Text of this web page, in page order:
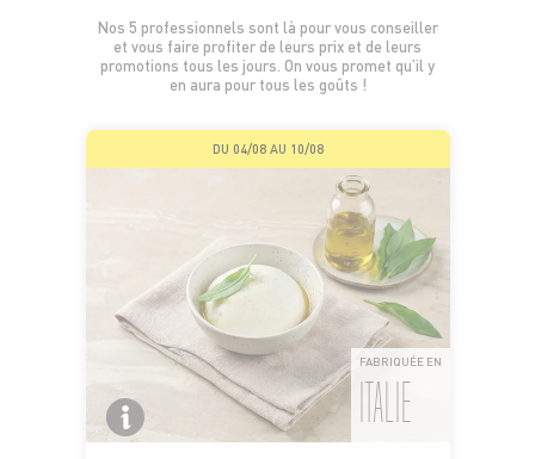
Nos 5 professionnels sont là pour vous conseiller
et vous faire profiter de leurs prix et de leurs
promotions tous les jours. On vous promet qu’il y
en aura pour tous les goûts !
DU 04/08 AU 10/08
FABRIQUÉE EN
ITALIE